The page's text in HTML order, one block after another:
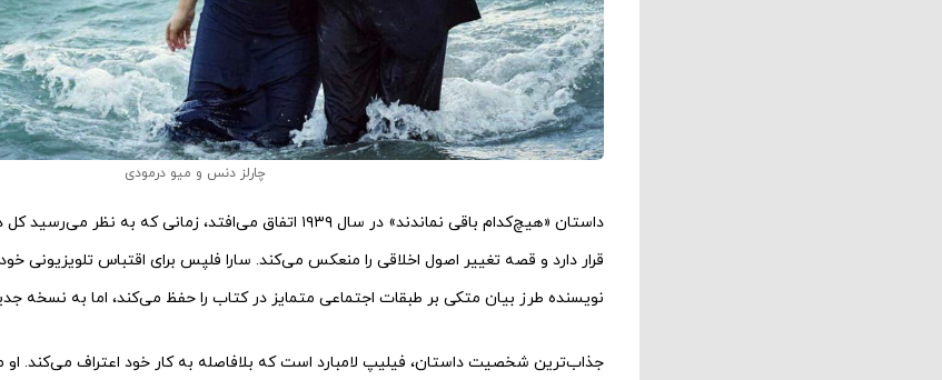
چارلز دنس و میو درمودی
داستان «هیچ‌کدام باقی نماندند» در سال ۱۹۳۹ اتفاق می‌افتد، زمانی
قرار دارد و قصه تغییر اصول اخلاقی را منعکس می‌کند. سارا فلپس برای اقتباس تلویزیونی
نویسنده طرز بیان متکی بر طبقات اجتماعی متمایز در کتاب را حفظ می‌کند، اما به
جذاب‌ترین شخصیت داستان، فیلیپ لامبارد است که بلافاصله به کار خود اعتراف می‌کند.